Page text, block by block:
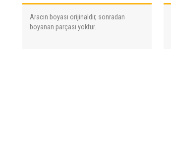
Aracın boyası orijinaldir, sonradan
boyanan parçası yoktur.